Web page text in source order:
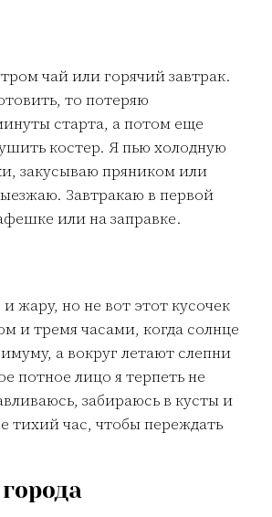
чай или горячий завтрак.
то потеряю
старта, а потом еще
костер. Я пью холодную
закусываю пряником или
Завтракаю в первой
или на заправке.
жару, но не вот этот кусочек
и тремя часами, когда солнце
а вокруг летают слепни
потное лицо я терпеть не
забираюсь в кусты и
тихий час, чтобы переждать